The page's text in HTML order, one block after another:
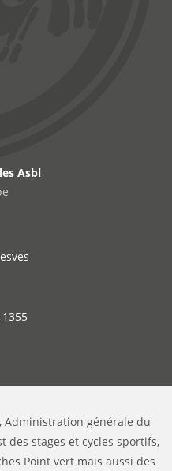
Asbl
Administration générale du
des stages et cycles sportifs,
Point vert mais aussi des